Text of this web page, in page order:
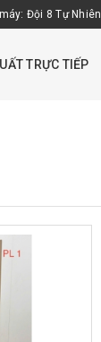
Đội 8 Tự
TRỰC TIẾP